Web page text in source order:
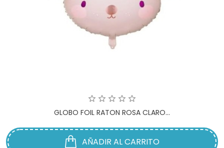
GLOBO FOIL RATON ROSA CLARO...
AÑADIR AL CARRITO